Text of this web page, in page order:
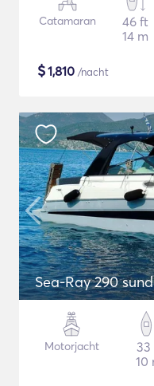
Catamaran
46 ft
14 m
$1,810 /nacht
Sea-Ray 290
Motorjacht
10